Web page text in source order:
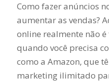
Como fazer anúncios
aumentar as vendas?
online realmente não
quando você precisa
como a Amazon, que
marketing ilimitado